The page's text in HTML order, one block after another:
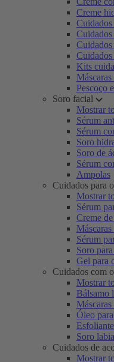
Creme
Cuidados
Cuidados
Kits
Pescoço
Soro facial
Mostrar
Sérum
Sérum
Soro
Soro de
Sérum
Ampolas
Cuidados para
Mostrar
Sérum
Creme
Sérum
Soro
Gel para
Cuidados com
Mostrar
Bálsamo
Óleo
Soro
Cuidados de
Mostrar